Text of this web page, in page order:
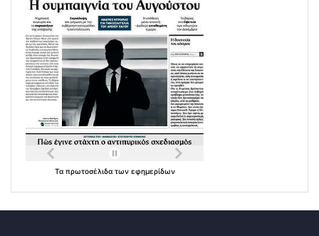
Τα πρωτοσέλιδα των εφημερίδων